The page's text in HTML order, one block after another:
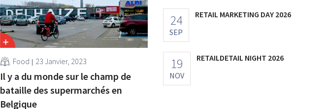
Food 23 Janvier, 2023
Il y a du monde sur le champ de
bataille des supermarchés en
Belgique
24
SEP
RETAIL MARKETING DAY 2026
19
NOV
RETAILDETAIL NIGHT 2026